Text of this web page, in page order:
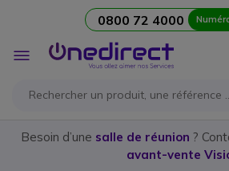
0800 72 4000
Affichage
navigation
Besoin d’une salle de réunion ?
avant-vente